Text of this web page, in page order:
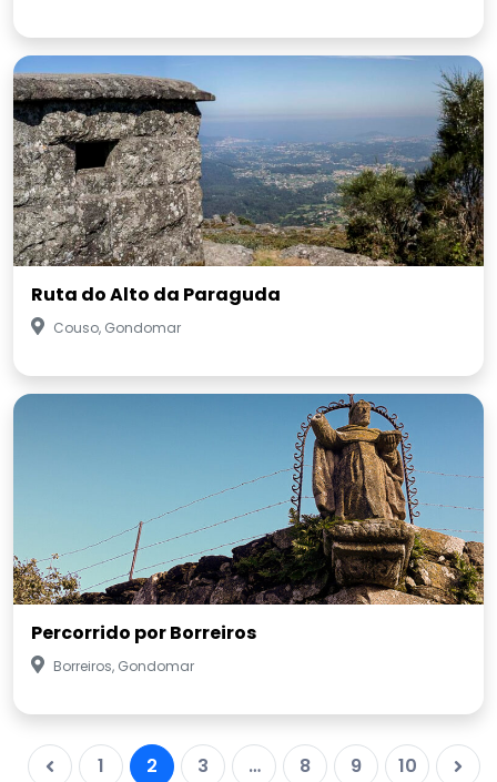
Ruta do Alto da Paraguda
Couso, Gondomar
Percorrido por Borreiros
Borreiros, Gondomar
1 2 3 … 8 9 10